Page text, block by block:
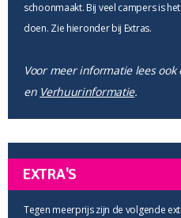
schoonmaakt. Bij veel campers is
doen. Zie hieronder bij Extras.
Voor meer informatie lees ook
en Verhuurinformatie.
EXTRA'S
Tegen meerprijs zijn de volgende